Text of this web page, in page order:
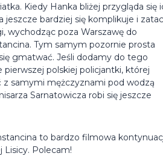
Kiedy Hanka bliżej przygląda się
jeszcze bardziej się komplikuje i
wychodząc poza Warszawę do
Tym samym pozornie prosta
gmatwać. Jeśli dodamy do tego
pierwszej polskiej policjantki, której
z samymi mężczyznami pod wodzą
Sarnatowicza robi się jeszcze
to bardzo filmowa
Lisicy. Polecam!